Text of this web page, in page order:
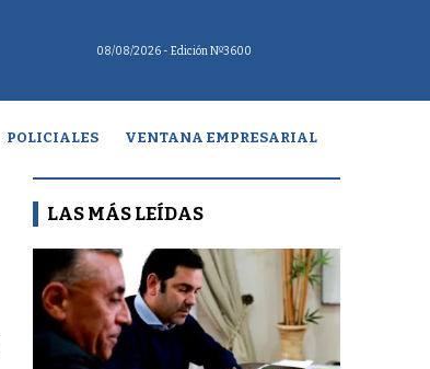
08/08/2026 - Edición Nº3600
POLICIALES VENTANA EMPRESARIAL
LAS MÁS LEÍDAS